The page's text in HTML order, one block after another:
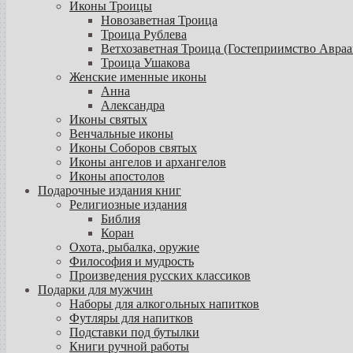
Иконы Троицы
Новозаветная Троица
Троица Рублева
Ветхозаветная Троица (Гостеприимство
Троица Ушакова
Женские именные иконы
Анна
Александра
Иконы святых
Венчальные иконы
Иконы Соборов святых
Иконы ангелов и архангелов
Иконы апостолов
Подарочные издания книг
Религиозные издания
Библия
Коран
Охота, рыбалка, оружие
Философия и мудрость
Произведения русских классиков
Подарки для мужчин
Наборы для алкогольных напитков
Футляры для напитков
Подставки под бутылки
Книги ручной работы